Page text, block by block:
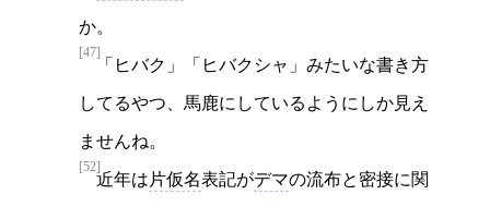
か。
[47]
「ヒバク」「ヒバクシャ」みたいな書き方
してるやつ、馬鹿にしているようにしか見え
ませんね。
[52]
近年は片仮名表記がデマの流布と密接に関